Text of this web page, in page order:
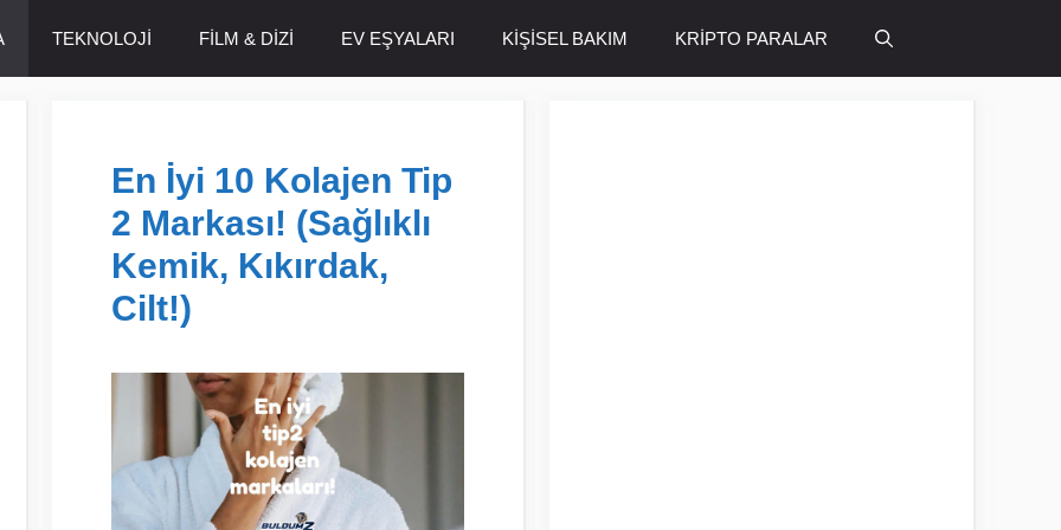
TEKNOLOJİ FİLM & DİZİ EV EŞYALARI KİŞİSEL BAKIM KRİPTO PARALAR
En İyi 10 Kolajen Tip
2 Markası! (Sağlıklı
Kemik, Kıkırdak,
Cilt!)